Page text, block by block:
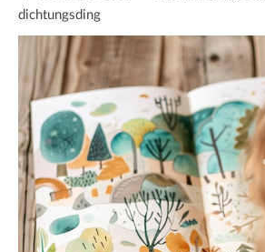
dichtungsding